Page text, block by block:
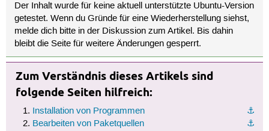
Der Inhalt wurde für keine aktuell unterstützte Ubuntu-Version
getestet. Wenn du Gründe für eine Wiederherstellung siehst,
melde dich bitte in der Diskussion zum Artikel. Bis dahin
bleibt die Seite für weitere Änderungen gesperrt.
Zum Verständnis dieses Artikels sind
folgende Seiten hilfreich:
⚓︎
Installation von Programmen
⚓︎
Bearbeiten von Paketquellen